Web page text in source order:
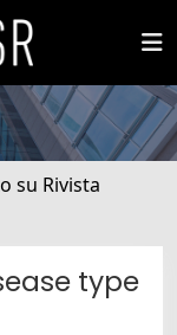
su Rivista
type